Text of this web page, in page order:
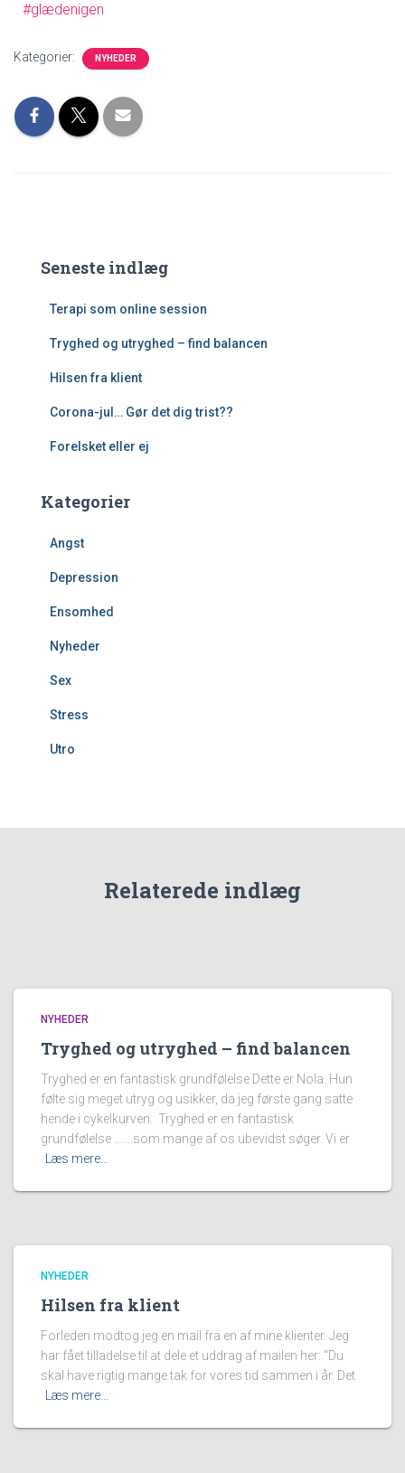
#glædenigen
Kategorier: NYHEDER
Seneste indlæg
Terapi som online session
Tryghed og utryghed – find balancen
Hilsen fra klient
Corona-jul… Gør det dig trist??
Forelsket eller ej
Kategorier
Angst
Depression
Ensomhed
Nyheder
Sex
Stress
Utro
Relaterede indlæg
NYHEDER
Tryghed og utryghed – find balancen
Tryghed er en fantastisk grundfølelse Dette er Nola. Hun
følte sig meget utryg og usikker, da jeg første gang satte
hende i cykelkurven. Tryghed er en fantastisk
grundfølelse …….som mange af os ubevidst søger. Vi er
Læs mere…
NYHEDER
Hilsen fra klient
Forleden modtog jeg en mail fra en af mine klienter. Jeg
har fået tilladelse til at dele et uddrag af mailen her: “Du
skal have rigtig mange tak for vores tid sammen i år. Det
Læs mere…